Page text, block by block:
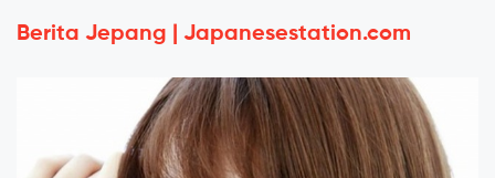
Berita Jepang | Japanesestation.com